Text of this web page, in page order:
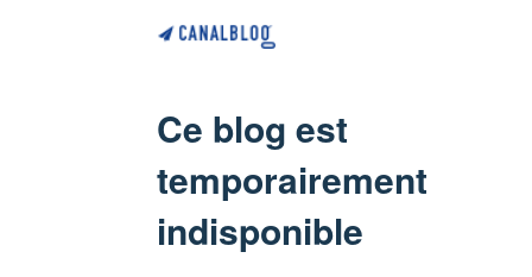
Ce blog est
temporairement
indisponible